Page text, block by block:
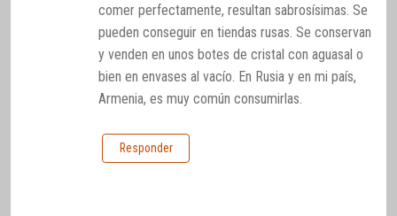
comer perfectamente, resultan sabrosísimas. Se
pueden conseguir en tiendas rusas. Se conservan
y venden en unos botes de cristal con aguasal o
bien en envases al vacío. En Rusia y en mi país,
Armenia, es muy común consumirlas.
Responder